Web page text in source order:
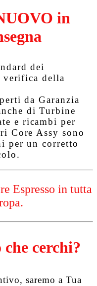
in
dei
verifica della
daGaranzia
di Turbine
e ricambi per
Core Assy sono
per un corretto
Espresso in tutta
cerchi?
saremo a Tua